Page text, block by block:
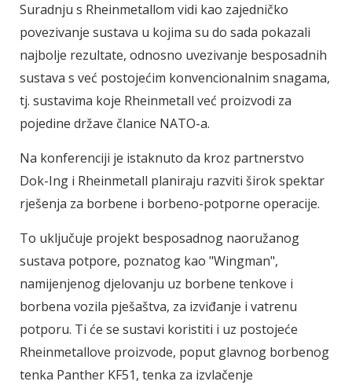
Suradnju s Rheinmetallom vidi kao zajedničko
povezivanje sustava u kojima su do sada pokazali
najbolje rezultate, odnosno uvezivanje besposadnih
sustava s već postojećim konvencionalnim snagama,
tj. sustavima koje Rheinmetall već proizvodi za
pojedine države članice NATO-a.
Na konferenciji je istaknuto da kroz partnerstvo
Dok-Ing i Rheinmetall planiraju razviti širok spektar
rješenja za borbene i borbeno-potporne operacije.
To uključuje projekt besposadnog naoružanog
sustava potpore, poznatog kao "Wingman",
namijenjenog djelovanju uz borbene tenkove i
borbena vozila pješaštva, za izviđanje i vatrenu
potporu. Ti će se sustavi koristiti i uz postojeće
Rheinmetallove proizvode, poput glavnog borbenog
tenka Panther KF51, tenka za izvlačenje